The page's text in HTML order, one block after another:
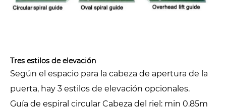
Tres estilos de elevación
Según el espacio para la cabeza de apertura de la
puerta, hay 3 estilos de elevación opcionales.
Guía de espiral circular Cabeza del riel: min 0.85m